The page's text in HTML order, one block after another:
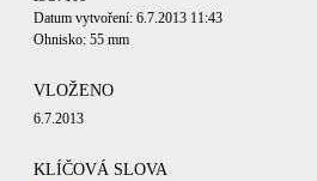
Datum vytvoření: 6.7.2013 11:43
Ohnisko: 55 mm
VLOŽENO
6.7.2013
KLÍČOVÁ SLOVA